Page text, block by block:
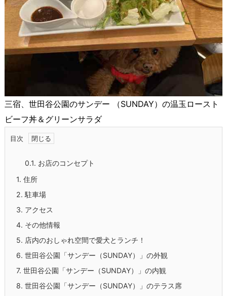
三宿、世田谷公園のサンデー （SUNDAY）の温玉ロースト
ビーフ丼＆グリーンサラダ
目次
0.1. お店のコンセプト
1. 住所
2. 駐車場
3. アクセス
4. その他情報
5. 店内のおしゃれ空間で愛犬とランチ！
6. 世田谷公園「サンデー（SUNDAY）」の外観
7. 世田谷公園「サンデー（SUNDAY）」の内観
8. 世田谷公園「サンデー（SUNDAY）」のテラス席